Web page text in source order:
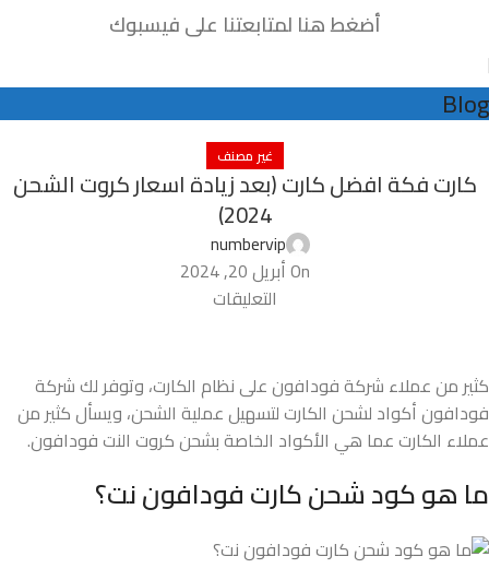
أضغط هنا لمتابعتنا على فيسبوك
Blog
غير مصنف
كارت فكة افضل كارت (بعد زيادة اسعار كروت الشحن
2024)
numbervip
On أبريل 20, 2024
التعليقات
كثير من عملاء شركة فودافون على نظام الكارت، وتوفر لك شركة
فودافون أكواد لشحن الكارت لتسهيل عملية الشحن، ويسأل كثير من
عملاء الكارت عما هي الأكواد الخاصة بشحن كروت النت فودافون.
ما هو كود شحن كارت فودافون نت؟